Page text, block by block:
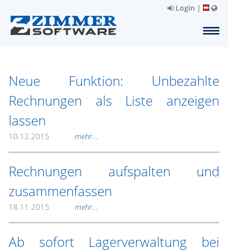
Login |
Neue Funktion: Unbezahlte
Rechnungen als Liste anzeigen
lassen
10.12.2015 mehr...
Rechnungen aufspalten und
zusammenfassen
18.11.2015 mehr...
Ab sofort Lagerverwaltung bei